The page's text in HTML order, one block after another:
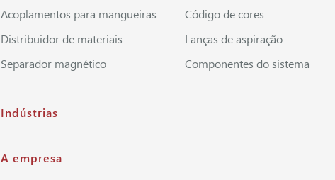
Acoplamentos para mangueiras
Código de cores
Distribuidor de materiais
Lanças de aspiração
Separador magnético
Componentes do sistema
Indústrias
A empresa